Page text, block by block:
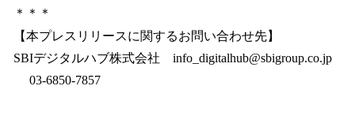
＊＊＊
【本プレスリリースに関するお問い合わせ先】
SBIデジタルハブ株式会社 info_digitalhub@sbigroup.co.jp
03-6850-7857